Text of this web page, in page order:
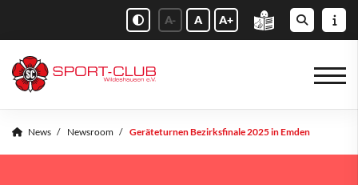
A- A A+
News Newsroom Geräteturnen Bezirksfinale 2025 in Emden